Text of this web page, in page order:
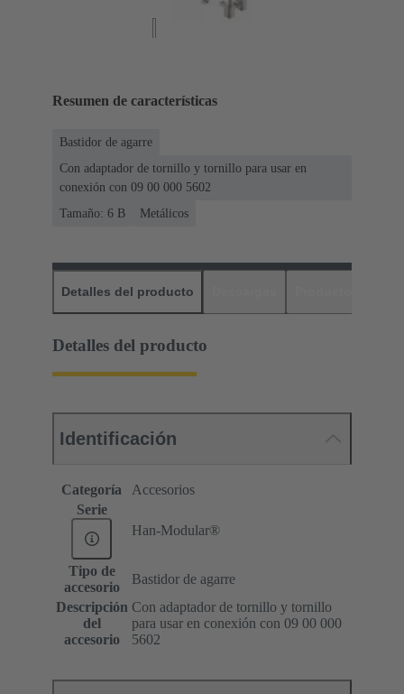
Resumen de características
Bastidor de agarre
Con adaptador de tornillo y tornillo para usar en
conexión con 09 00 000 5602
Tamaño: 6 B
Metálicos
Detalles del producto
Detalles del producto
Identificación
Categoría
Accesorios
Serie
Han-Modular®
Tipo de
accesorio
Bastidor de agarre
Descripción
del
accesorio
Con adaptador de tornillo y tornillo
para usar en conexión con 09 00 000
5602